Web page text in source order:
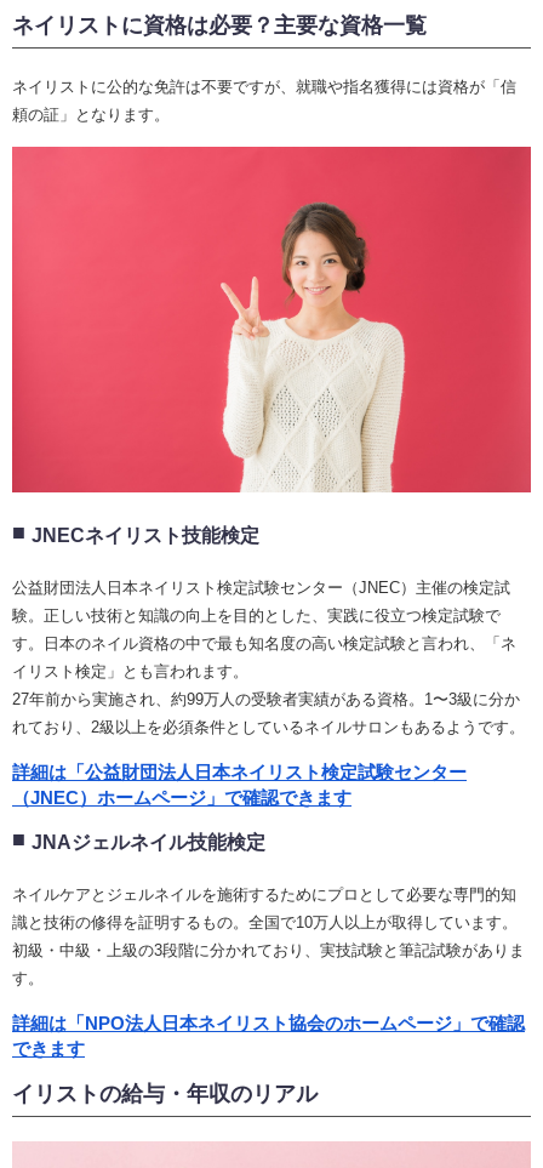
ネイリストに資格は必要？主要な資格一覧
ネイリストに公的な免許は不要ですが、就職や指名獲得には資格が「信
頼の証」となります。
JNECネイリスト技能検定
公益財団法人日本ネイリスト検定試験センター（JNEC）主催の検定試
験。正しい技術と知識の向上を目的とした、実践に役立つ検定試験で
す。日本のネイル資格の中で最も知名度の高い検定試験と言われ、「ネ
イリスト検定」とも言われます。
27年前から実施され、約99万人の受験者実績がある資格。1〜3級に分か
れており、2級以上を必須条件としているネイルサロンもあるようです。
詳細は「公益財団法人日本ネイリスト検定試験センター
（JNEC）ホームページ」で確認できます
JNAジェルネイル技能検定
ネイルケアとジェルネイルを施術するためにプロとして必要な専門的知
識と技術の修得を証明するもの。全国で10万人以上が取得しています。
初級・中級・上級の3段階に分かれており、実技試験と筆記試験がありま
す。
詳細は「NPO法人日本ネイリスト協会のホームページ」で確認
できます
イリストの給与・年収のリアル